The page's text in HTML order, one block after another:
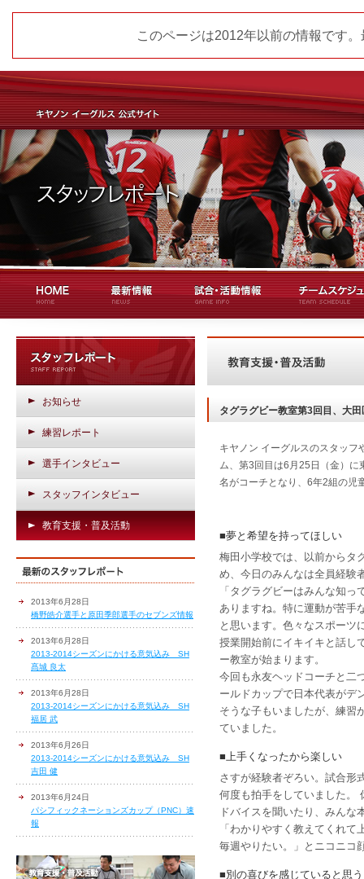
このページは2012年以前の情報です
お知らせ
練習レポート
選手インタビュー
スタッフインタビュー
教育支援・普及活動
2013年6月28日
橋野皓介選手と原田季郎選手のセブンズ情報
2013年6月28日
2013-2014シーズンにかける意気込み SH
髙城 良太
2013年6月28日
2013-2014シーズンにかける意気込み SH
福居 武
2013年6月26日
2013-2014シーズンにかける意気込み SH
吉田 健
2013年6月24日
パシフィックネーションズカップ（PNC）速
報
タグラグビー教室第3回目、大
キヤノン イーグルスのスタッ
ム、第3回目は6月25日（金）に
名がコーチとなり、6年2組の児
■夢と希望を持ってほしい
梅田小学校では、以前からタ
め、今日のみんなは全員経験
「タグラグビーはみんな知
ありますね。特に運動が苦手
と思います。色々なスポーツ
授業開始前にイキイキと話し
ー教室が始まります。
今回も永友ヘッドコーチと二
ールドカップで日本代表がデ
そうな子もいましたが、練習
ていました。
■上手くなったから楽しい
さすが経験者ぞろい。試合形
何度も拍手をしていました。
ドバイスを聞いたり、みんな
「わかりやすく教えてくれ
毎週やりたい。」とニコニコ
■別の喜びを感じていると思う